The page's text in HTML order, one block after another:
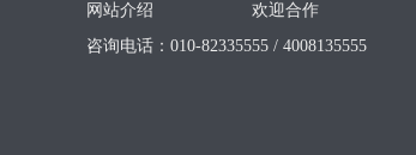
网站介绍 欢迎合作
咨询电话：010-82335555 / 4008135555